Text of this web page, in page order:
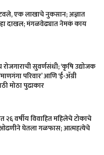
एक लाखाचे नुकसान; अज्ञात
दाखल; मंगळवेढ्यात नेमकं काय
सुवर्णसंधी; ‘कृषि उद्योजक
परिवार’ आणि ‘ई-ॲग्री
मोठा पुढाकार
वर्षीय विवाहित महिलेचे टोकाचे
घेतला गळफास; आत्महत्येचे